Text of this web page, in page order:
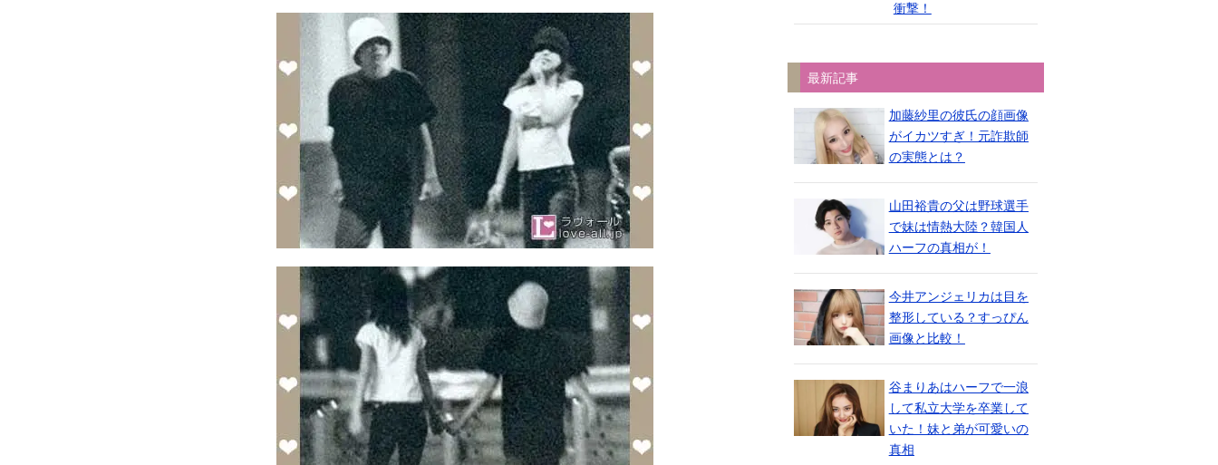
衝撃！
最新記事
加藤紗里の彼氏の顔画像
がイカツすぎ！元詐欺師
の実態とは？
山田裕貴の父は野球選手
で妹は情熱大陸？韓国人
ハーフの真相が！
今井アンジェリカは目を
整形している？すっぴん
画像と比較！
谷まりあはハーフで一浪
して私立大学を卒業して
いた！妹と弟が可愛いの
真相